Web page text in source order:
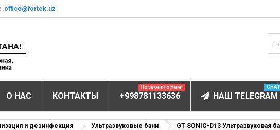
office@fortek.uz
ОБОРУДОВАНИЕ
О НАС КОНТАКТЫ +998781133636
Позвоните Нам!
НАШ TELEGRAM
CHAT
и дезинфекция Ультразвуковые бани GT SONIC-D13 Ультразвуковая